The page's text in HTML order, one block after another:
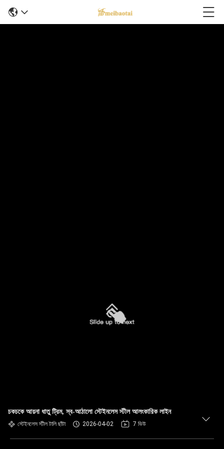
চকচকে আয়না ধাতু ট্রিম, স্ব-আঠালো স্টেইনলেস স্টীল আলংকারিক লাইন
স্টেইনলেস স্টীল টালি ছাঁটা 2026-04-02 7 ভিউ